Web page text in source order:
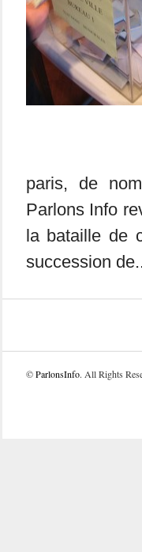
paris, de
Parlons Info
la bataille de
succession
©ParlonsInfo. All Rights